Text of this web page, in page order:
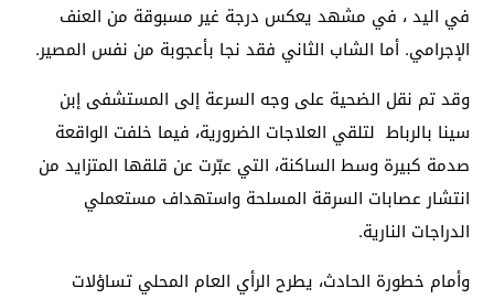
في اليد ، في مشهد يعكس درجة غير مسبوقة من العنف
الإجرامي. أما الشاب الثاني فقد نجا بأعجوبة من نفس المصير.
وقد تم نقل الضحية على وجه السرعة إلى المستشفى إبن
سينا بالرباط لتلقي العلاجات الضرورية، فيما خلفت الواقعة
صدمة كبيرة وسط الساكنة، التي عبّرت عن قلقها المتزايد من
انتشار عصابات السرقة المسلحة واستهداف مستعملي
الدراجات النارية.
وأمام خطورة الحادث، يطرح الرأي العام المحلي تساؤلات